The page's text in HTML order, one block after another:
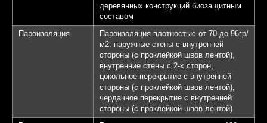
деревянных конструкций биозащитным
составом
Пароизоляция
Пароизоляция плотностью от 70 до 96гр/
м2: наружные стены с внутренней
стороны (с проклейкой швов лентой),
внутренние стены с 2-х сторон,
цокольное перекрытие с внутренней
стороны (с проклейкой швов лентой),
чердачное перекрытие с внутренней
стороны (с проклейкой швов лентой)